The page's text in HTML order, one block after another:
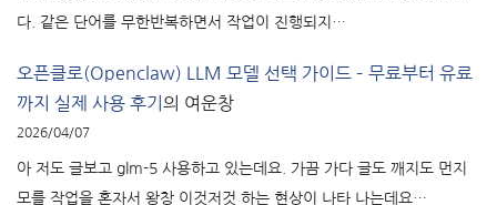
다. 같은 단어를 무한반복하면서 작업이 진행되지…
오픈클로(Openclaw) LLM 모델 선택 가이드 – 무료부터 유료
까지 실제 사용 후기 의 여운창
2026/04/07
아 저도 글보고 glm-5 사용하고 있는데요. 가끔 가다 글도 깨지도 먼지
모를 작업을 혼자서 왕창 이것저것 하는 현상이 나타 나는데요…